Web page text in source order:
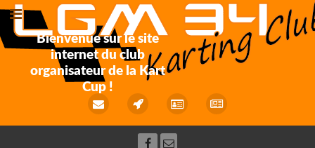
Bienvenue sur le site
internet du club
organisateur de la Kart
Cup !